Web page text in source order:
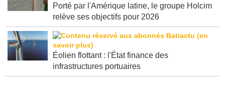
Porté par l'Amérique latine, le groupe Holcim
Éolien flottant : l'État finance des